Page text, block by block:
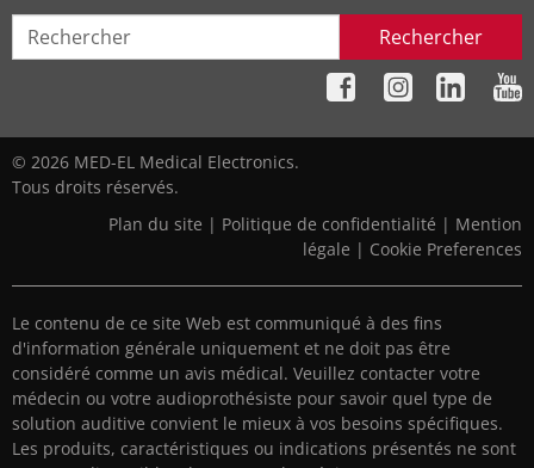
Rechercher
© 2026 MED-EL Medical Electronics.
Tous droits réservés.
Plan du site | Politique de confidentialité | Mention
légale | Cookie Preferences
Le contenu de ce site Web est communiqué à des fins
d'information générale uniquement et ne doit pas être
considéré comme un avis médical. Veuillez contacter votre
médecin ou votre audioprothésiste pour savoir quel type de
solution auditive convient le mieux à vos besoins spécifiques.
Les produits, caractéristiques ou indications présentés ne sont